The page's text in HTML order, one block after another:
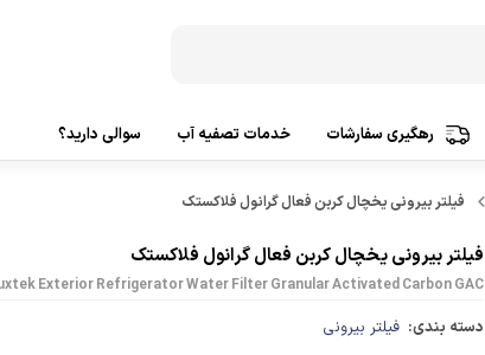
دستگاه‌ تصفیه آب 3 مرحله
دستگاه‌ تصفیه آب 5 مرحله
دستگاه‌ تصفیه آب 6 مرحله
دستگاه‌ تصفیه آب 7 مرحله
ساخت
رهگیری سفارشات خدمات تصفیه آب سوالی دارید؟
فیلتر بیرونی یخچال کربن فعال گرانول فلاکستک
فیلتر بیرونی یخچال کربن فعال گرانول فلاکستک
Exterior Refrigerator Water Filter Granular Activated Carbon GAC
دسته بندی: فیلتر بیرونی